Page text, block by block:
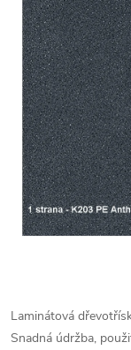
Laminátová
Snadná údržba,